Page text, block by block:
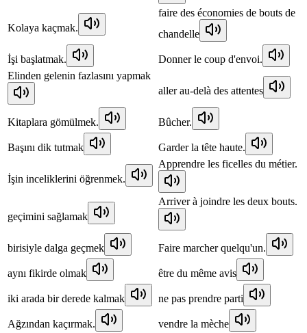
Kolaya kaçmak.
faire des économies de bouts de
chandelle
İşi başlatmak.
Donner le coup d'envoi.
Elinden gelenin fazlasını yapmak
aller au-delà des attentes
Kitaplara gömülmek. Bûcher.
Başını dik tutmak Garder la tête haute.
İşin inceliklerini öğrenmek.
Apprendre les ficelles du métier.
geçimini sağlamak
Arriver à joindre les deux bouts.
birisiyle dalga geçmek Faire marcher quelqu'un.
aynı fikirde olmak être du même avis
iki arada bir derede kalmak ne pas prendre parti
Ağzından kaçırmak. vendre la mèche